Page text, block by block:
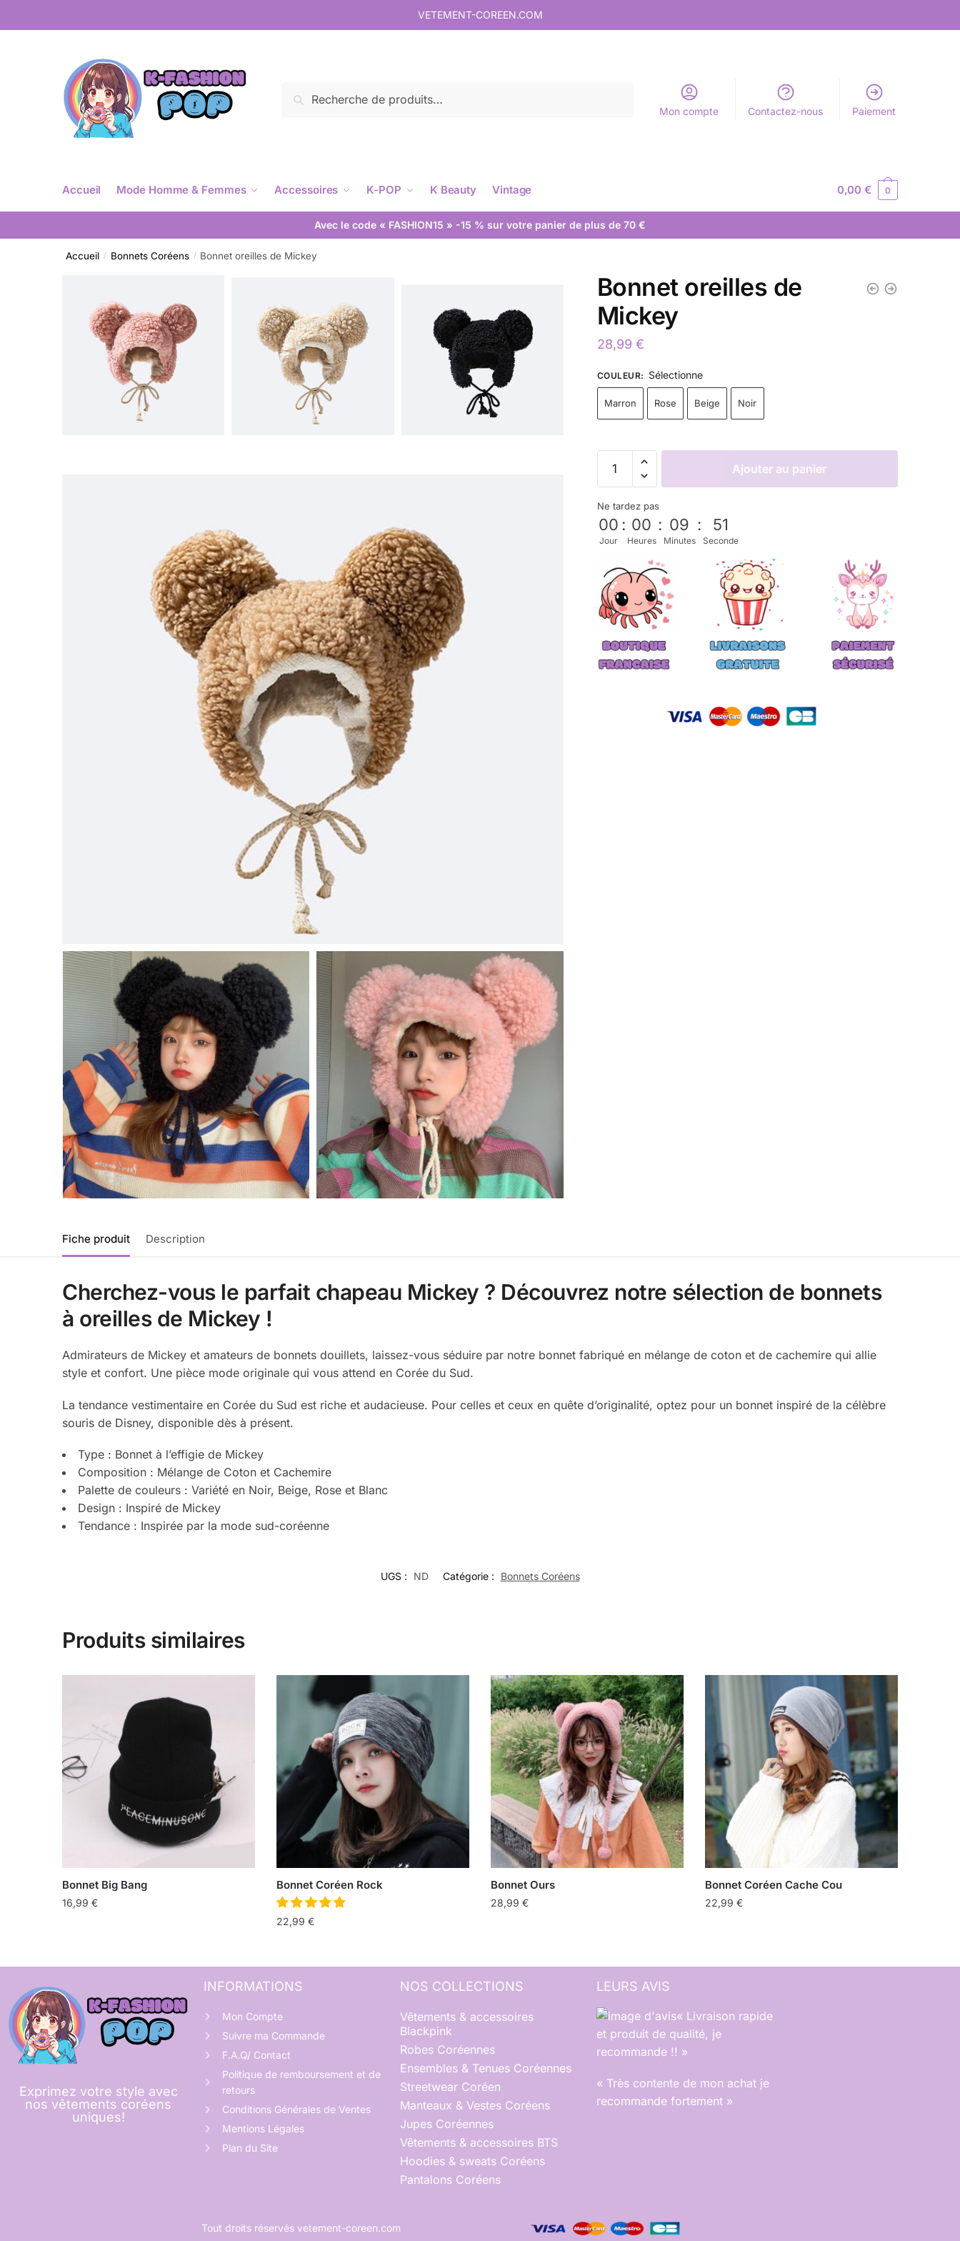
VETEMENT-COREEN.COM
Recherche
Mon compte Contactez-nous Paiement
Accueil Mode Homme & Femmes Accessoires K-POP K Beauty Vintage 0,00€ 0
Avec le code « FASHION15 » -15 % sur votre panier de plus de 70 €
Accueil / Bonnets Coréens / Bonnet oreilles de Mickey
Bonnet oreilles de
Mickey
28,99 €
COULEUR: Sélectionne
Marron Rose Beige Noir
Ajouter au panier
Ne tardez pas
00
Jour
: 00
Heures
: 09
Minutes
: 51
Seconde
Fiche produit Description
Cherchez-vous le parfait chapeau Mickey ? Découvrez notre sélection de bonnets
à oreilles de Mickey !
Admirateurs de Mickey et amateurs de bonnets douillets, laissez-vous séduire par notre bonnet fabriqué en mélange de coton et de cachemire qui allie
style et confort. Une pièce mode originale qui vous attend en Corée du Sud.
La tendance vestimentaire en Corée du Sud est riche et audacieuse. Pour celles et ceux en quête d’originalité, optez pour un bonnet inspiré de la célèbre
souris de Disney, disponible dès à présent.
Type : Bonnet à l’effigie de Mickey
Composition : Mélange de Coton et Cachemire
Palette de couleurs : Variété en Noir, Beige, Rose et Blanc
Design : Inspiré de Mickey
Tendance : Inspirée par la mode sud-coréenne
UGS : ND Catégorie : Bonnets Coréens
Produits similaires
Bonnet Big Bang
16,99€
Bonnet Coréen Rock
22,99 €
Bonnet Ours
28,99 €
Bonnet Coréen Cache Cou
22,99 €
Exprimez votre style avec
nos vêtements coréens
uniques!
INFORMATIONS
Mon Compte
Suivre ma Commande
F.A.Q/ Contact
Politique de remboursement et de
retours
Conditions Générales de Ventes
Mentions Légales
Plan du Site
NOS COLLECTIONS
Vêtements & accessoires
Blackpink
Robes Coréennes
Ensembles & Tenues Coréennes
Streetwear Coréen
Manteaux & Vestes Coréens
Jupes Coréennes
Vêtements & accessoires BTS
Hoodies & sweats Coréens
Pantalons Coréens
LEURS AVIS
« Livraison rapide
et produit de qualité, je
recommande !! »
« Très contente de mon achat je
recommande fortement »
Tout droits réservés vetement-coreen.com